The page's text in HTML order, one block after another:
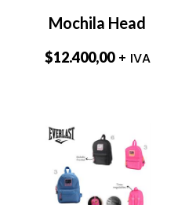
Mochila Head
$12.400,00 + IVA